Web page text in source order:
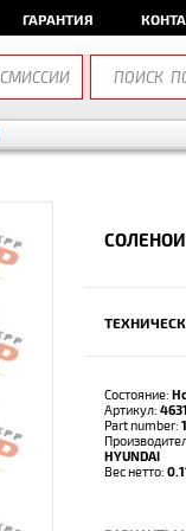
ГАРАНТИЯ
Состояние:
Артикул:
Part number:
HYUNDAI
Вес нетто: